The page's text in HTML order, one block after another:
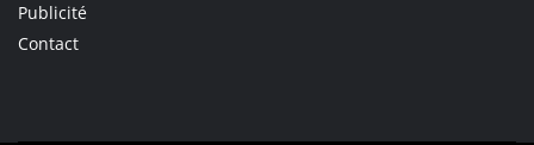
Publicité
Contact